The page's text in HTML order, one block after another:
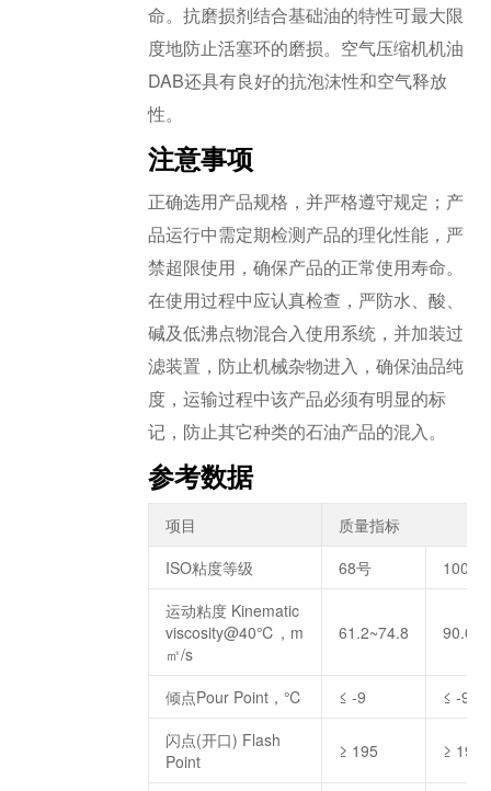
命。抗磨损剂结合基础油的特性可最大限
度地防止活塞环的磨损。空气压缩机机油
DAB还具有良好的抗泡沫性和空气释放
性。
注意事项
正确选用产品规格，并严格遵守规定；产
品运行中需定期检测产品的理化性能，严
禁超限使用，确保产品的正常使用寿命。
在使用过程中应认真检查，严防水、酸、
碱及低沸点物混合入使用系统，并加装过
滤装置，防止机械杂物进入，确保油品纯
度，运输过程中该产品必须有明显的标
记，防止其它种类的石油产品的混入。
参考数据
项目
质量指标
ISO粘度等级
68号
100号
运动粘度 Kinematic
viscosity@40℃，m
㎡/s
61.2~74.8
倾点Pour Point，℃ ≤ -9
≤ -9
闪点(开口) Flash
Point
≥ 195 ≥ 195